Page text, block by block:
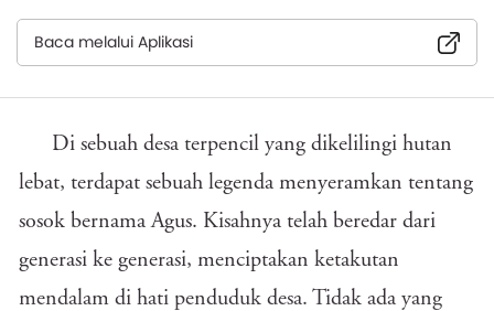
Baca melalui Aplikasi
Di sebuah desa terpencil yang dikelilingi hutan
lebat, terdapat sebuah legenda menyeramkan tentang
sosok bernama Agus. Kisahnya telah beredar dari
generasi ke generasi, menciptakan ketakutan
mendalam di hati penduduk desa. Tidak ada yang